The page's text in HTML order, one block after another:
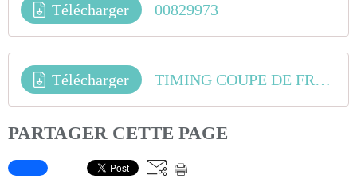
Télécharger 00829973
Télécharger TIMING COUPE DE FRANCE BMX 2023 - COURNON
PARTAGER CETTE PAGE